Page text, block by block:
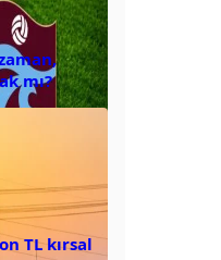
mı?
TL kırsal